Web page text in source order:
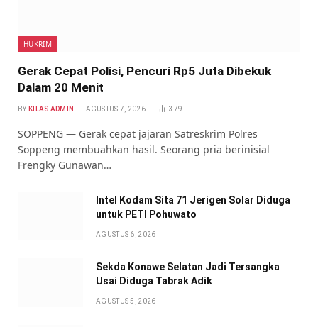
HUKRIM
Gerak Cepat Polisi, Pencuri Rp5 Juta Dibekuk
Dalam 20 Menit
BY KILAS ADMIN AGUSTUS 7, 2026 379
SOPPENG — Gerak cepat jajaran Satreskrim Polres
Soppeng membuahkan hasil. Seorang pria berinisial
Frengky Gunawan…
Intel Kodam Sita 71 Jerigen Solar Diduga
untuk PETI Pohuwato
AGUSTUS 6, 2026
Sekda Konawe Selatan Jadi Tersangka
Usai Diduga Tabrak Adik
AGUSTUS 5, 2026